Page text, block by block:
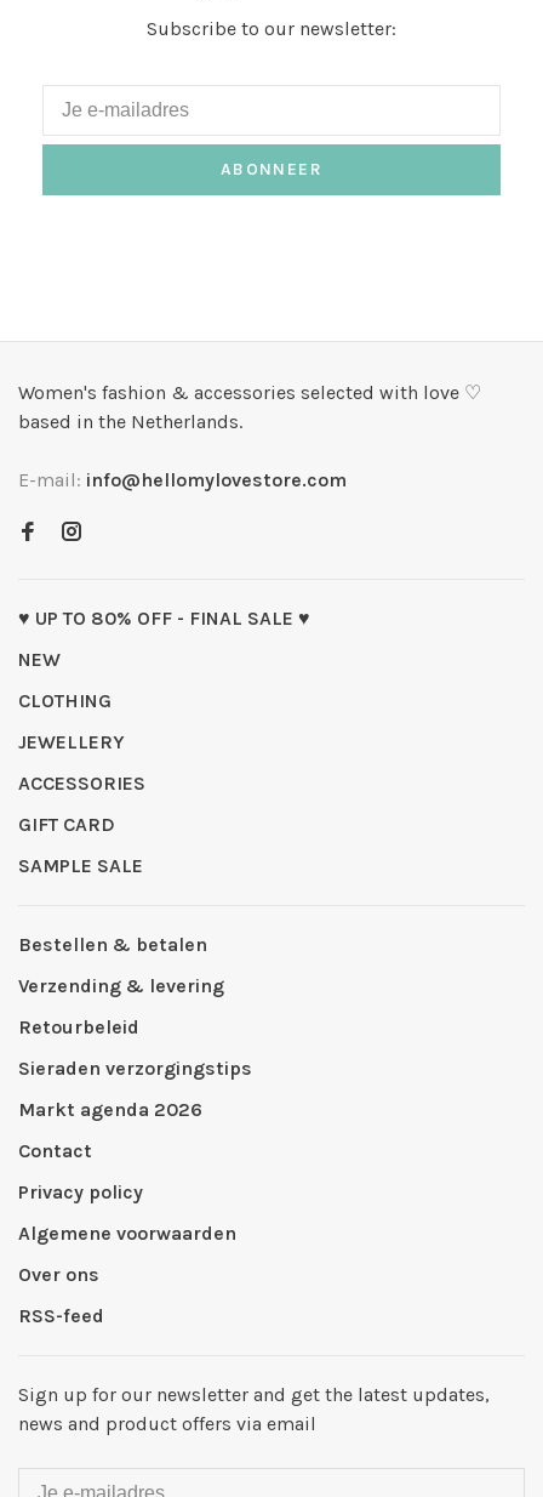
Subscribe to our newsletter:
ABONNEER
Women's fashion & accessories selected with love ♡
based in the Netherlands.
E-mail: info@hellomylovestore.com
♥ UP TO 80% OFF - FINAL SALE ♥
NEW
CLOTHING
JEWELLERY
ACCESSORIES
GIFT CARD
SAMPLE SALE
Bestellen & betalen
Verzending & levering
Retourbeleid
Sieraden verzorgingstips
Markt agenda 2026
Contact
Privacy policy
Algemene voorwaarden
Over ons
RSS-feed
Sign up for our newsletter and get the latest updates,
news and product offers via email